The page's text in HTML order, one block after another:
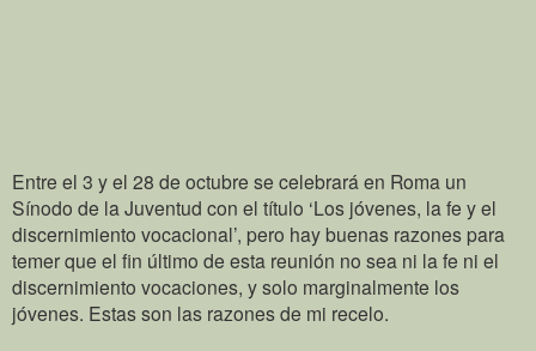
Entre el 3 y el 28 de octubre se celebrará en Roma un
Sínodo de la Juventud con el título ‘Los jóvenes, la fe y el
discernimiento vocacional’, pero hay buenas razones para
temer que el fin último de esta reunión no sea ni la fe ni el
discernimiento vocaciones, y solo marginalmente los
jóvenes. Estas son las razones de mi recelo.